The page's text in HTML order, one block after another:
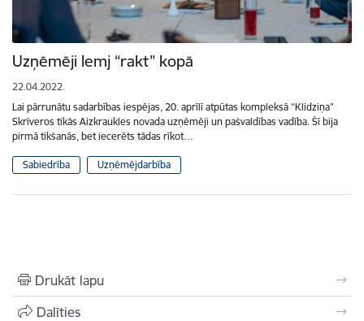
Uzņēmēji lemj “rakt” kopā
22.04.2022.
Lai pārrunātu sadarbības iespējas, 20. aprīlī atpūtas kompleksā “Klidziņa”
Skrīveros tikās Aizkraukles novada uzņēmēji un pašvaldības vadība. Šī bija
pirmā tikšanās, bet iecerēts tādas rīkot…
Sabiedrība Uzņēmējdarbība
Drukāt lapu
Dalīties